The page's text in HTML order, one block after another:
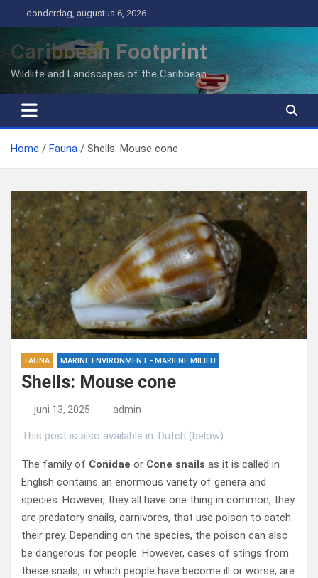
naar
inhoud
donderdag, augustus 6, 2026
Caribbean Footprint
Wildlife and Landscapes of the Caribbean
Home Fauna Shells: Mouse cone
FAUNA MARINE ENVIRONMENT - MARIENE MILIEU
Shells: Mouse cone
juni 13, 2025 admin
This post is also available in: Dutch (below)
The family of Conidae or Cone snails as it is called in
English contains an enormous variety of genera and
species. However, they all have one thing in common, they
are predatory snails, carnivores, that use poison to catch
their prey. Depending on the species, the poison can also
be dangerous for people. However, cases of stings from
these snails, in which people have become ill or worse, are